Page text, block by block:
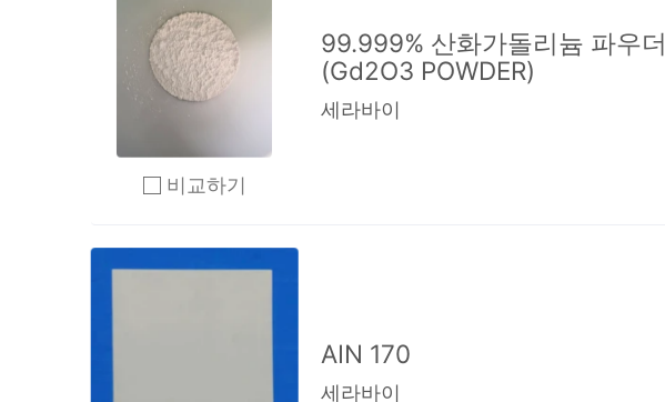
2개 이상 체크 후 비교하기 클릭
비교하기
99.999% 산화가돌리늄 파우더
(Gd2O3 POWDER)
세라바이
AIN 170
세라바이